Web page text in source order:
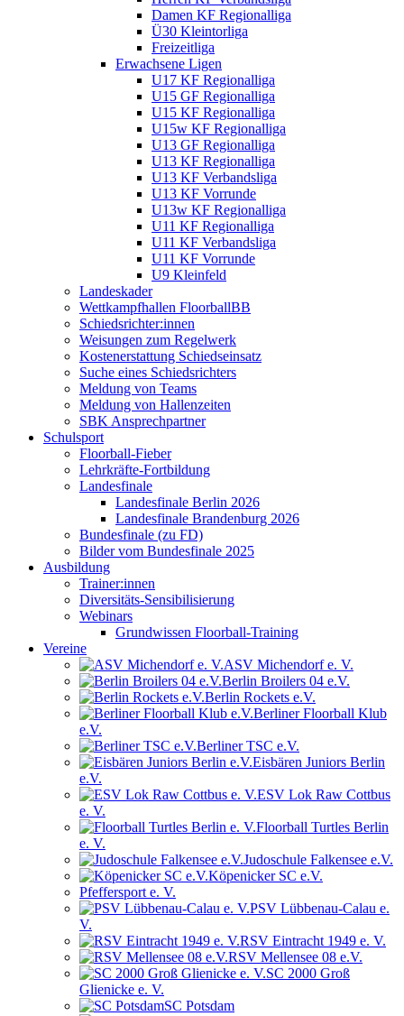
Damen KF Regionalliga
Ü30 Kleintorliga
Freizeitliga
Erwachsene Ligen
U17 KF Regionalliga
U15 GF Regionalliga
U15 KF Regionalliga
U15w KF Regionalliga
U13 GF Regionalliga
U13 KF Regionalliga
U13 KF Verbandsliga
U13 KF Vorrunde
U13w KF Regionalliga
U11 KF Regionalliga
U11 KF Verbandsliga
U11 KF Vorrunde
U9 Kleinfeld
Landeskader
Wettkampfhallen FloorballBB
Schiedsrichter:innen
Weisungen zum Regelwerk
Kostenerstattung Schiedseinsatz
Suche eines Schiedsrichters
Meldung von Teams
Meldung von Hallenzeiten
SBK Ansprechpartner
Schulsport
Floorball-Fieber
Lehrkräfte-Fortbildung
Landesfinale
Landesfinale Berlin 2026
Landesfinale Brandenburg 2026
Bundesfinale (zu FD)
Bilder vom Bundesfinale 2025
Ausbildung
Trainer:innen
Diversitäts-Sensibilisierung
Webinars
Grundwissen Floorball-Training
Vereine
ASV Michendorf e. V.
Berlin Broilers 04 e.V.
Berlin Rockets e.V.
Berliner Floorball Klub
e.V.
Berliner TSC e.V.
Eisbären Juniors Berlin
e.V.
ESV Lok Raw Cottbus
e. V.
Floorball Turtles Berlin
e. V.
Judoschule Falkensee e.V.
Köpenicker SC e.V.
Pfeffersport e. V.
PSV Lübbenau-Calau e.
V.
RSV Eintracht 1949 e. V.
RSV Mellensee 08 e.V.
SC 2000 Groß
Glienicke e. V.
SC Potsdam